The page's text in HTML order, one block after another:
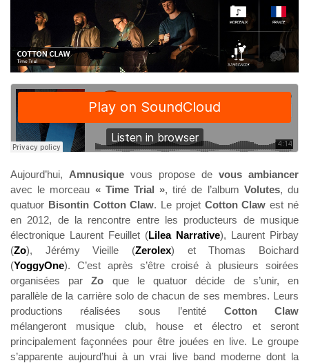
Aujourd’hui, Amnusique vous propose de vous ambiancer
avec le morceau « Time Trial », tiré de l’album Volutes, du
quatuor Bisontin Cotton Claw. Le projet Cotton Claw est né
en 2012, de la rencontre entre les producteurs de musique
électronique Laurent Feuillet (Lilea Narrative), Laurent Pirbay
(Zo), Jérémy Vieille (Zerolex) et Thomas Boichard
(YoggyOne). C’est après s’être croisé à plusieurs soirées
organisées parZo que le quatuor décide de s’unir, en
parallèle de la carrière solo de chacun de ses membres. Leurs
productions réalisées sous l’entité Cotton Claw
mélangeront musique club, house et électro et seront
principalement façonnées pour être jouées en live. Le groupe
s’apparente aujourd’hui à un vrai live band moderne dont la